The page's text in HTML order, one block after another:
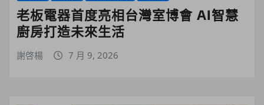
老板電器首度亮相台灣室博會 AI智慧
廚房打造未來生活
謝啓楊 7 月 9, 2026